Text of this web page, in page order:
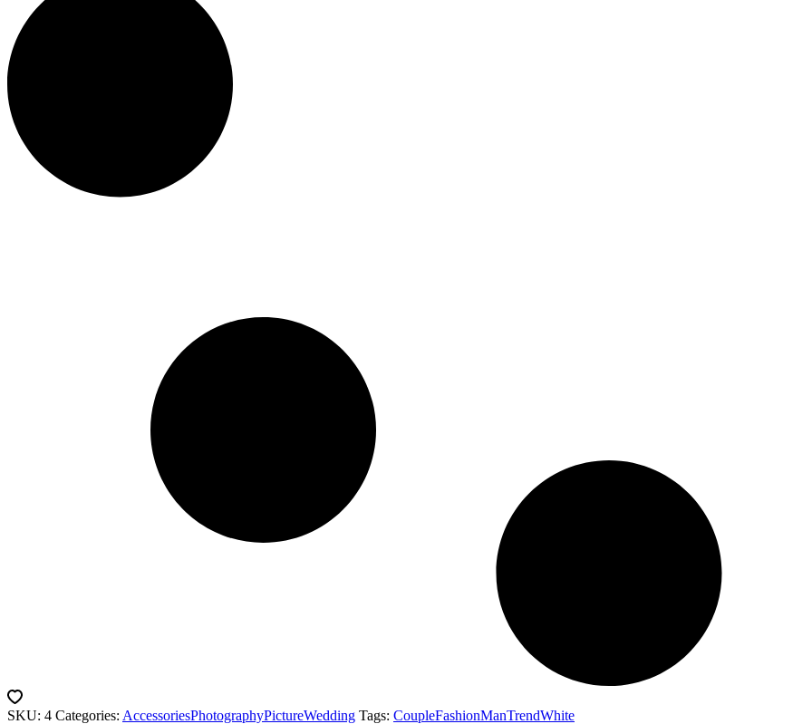
SKU: 4 Categories: AccessoriesPhotographyPictureWedding Tags: CoupleFashionManTrendWhite